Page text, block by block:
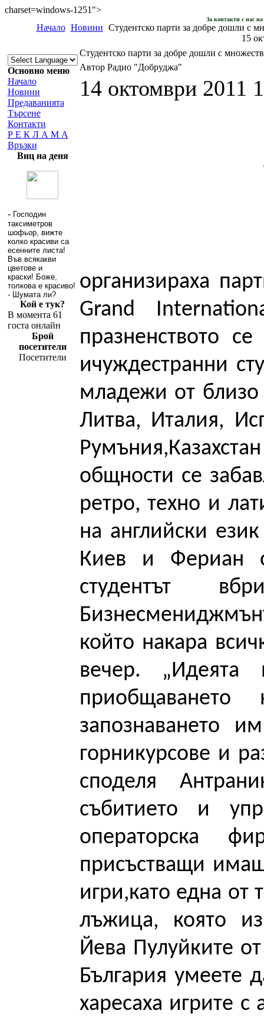
charset=windows-1251">
За контакти с нас
Начало Новини Студентско парти за добре дошли с
15
Основно меню
Начало
Новини
Предаванията
Търсене
Контакти
Р Е К Л А М А
Връзки
Виц на деня
- Господин
таксиметров
шофьор, вижте
колко красиви са
есенните листа!
Във всякакви
цветове и
краски! Боже,
толкова е красиво!
- Шумата ли?
Кой е тук?
В момента 61
госта онлайн
Брой
посетители
Посетители
Студентско парти за добре дошли с
Автор Радио "Добруджа"
14 октомври 2011
организираха
Grand
празненството
ичуждестранни
младежи от близо
Литва, Италия,
общности се
ретро, техно и
на английски
Киев и Фериан
студентът
който накара
вечер.
приобщаването
запознаването
горникурсове и
споделя
събитието и
операторска
присъстващи
игри,като една от
лъжица, която
Йева Пулуйките
България умеете
харесаха игрите с